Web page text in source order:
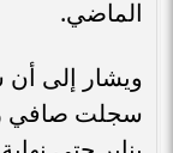
الماضي.
ويشار إلى أن